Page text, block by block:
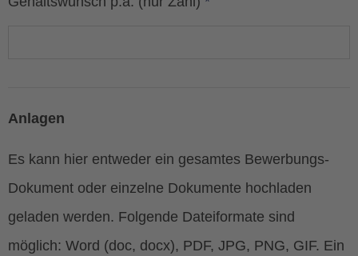
Anlagen
Es kann hier entweder ein gesamtes Bewerbungs-
Dokument oder einzelne Dokumente hochladen
geladen werden. Folgende Dateiformate sind
möglich: Word (doc, docx), PDF, JPG, PNG, GIF. Ein